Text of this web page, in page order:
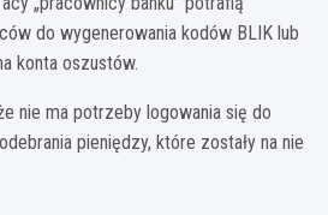
do wygenerowania kodów BLIK lub
konta oszustów.
nie ma potrzeby logowania się do
pieniędzy, które zostały na nie